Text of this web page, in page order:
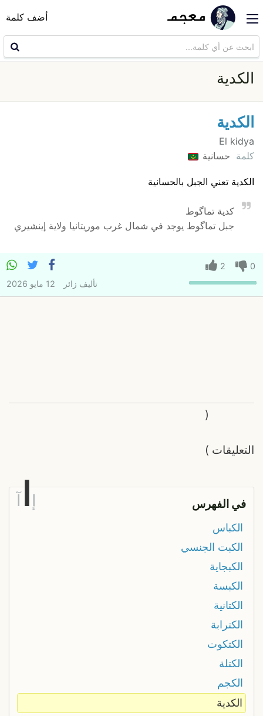
أضف كلمة
الكدية
الكدية
El kidya
كلمة حسانية
الكدية تعني الجبل بالحسانية
كدية تماگوط
جبل تماگوط يوجد في شمال غرب موريتانيا ولاية إينشيري
0
2
تأليف زائر 12 مايو 2026
التعليقات
(
)
في الفهرس إ آ
الكباس
الكبت الجنسي
الكبجاية
الكبسة
الكتانية
الكترابة
الكتكوت
الكتلة
الكجم
الكدية